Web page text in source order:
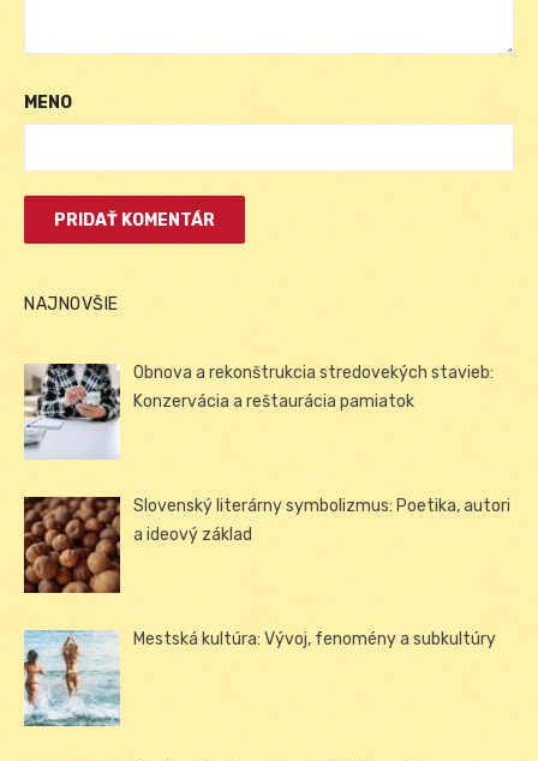
MENO
NAJNOVŠIE
Obnova a rekonštrukcia stredovekých stavieb:
Konzervácia a reštaurácia pamiatok
Slovenský literárny symbolizmus: Poetika, autori
a ideový základ
Mestská kultúra: Vývoj, fenomény a subkultúry